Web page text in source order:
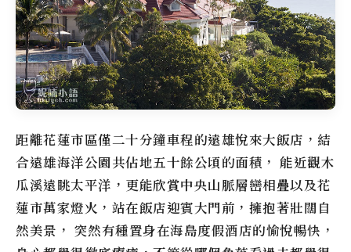
距離花蓮市區僅二十分鐘車程的遠雄悅來大飯店 ，結
合遠雄海洋公園共佔地五十餘公頃的面積， 能近觀木
瓜溪遠眺太平洋，更能欣賞中央山脈層巒相疊以及花
蓮市萬家燈火，站在飯店迎賓大門前，擁抱著壯闊自
然美景， 突然有種置身在海島度假酒店的愉悅暢快，